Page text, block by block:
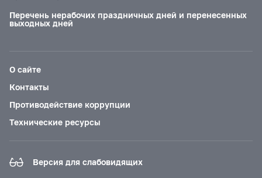
Перечень нерабочих праздничных дней и перенесенных
выходных дней
О сайте
Контакты
Противодействие коррупции
Технические ресурсы
Версия для слабовидящих